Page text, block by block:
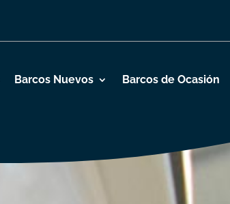
Barcos Nuevos Barcos de Ocasión